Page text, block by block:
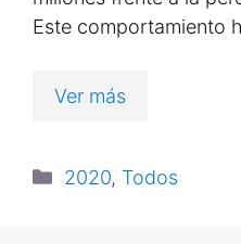
Este comportamiento
Ver más
2020, Todos